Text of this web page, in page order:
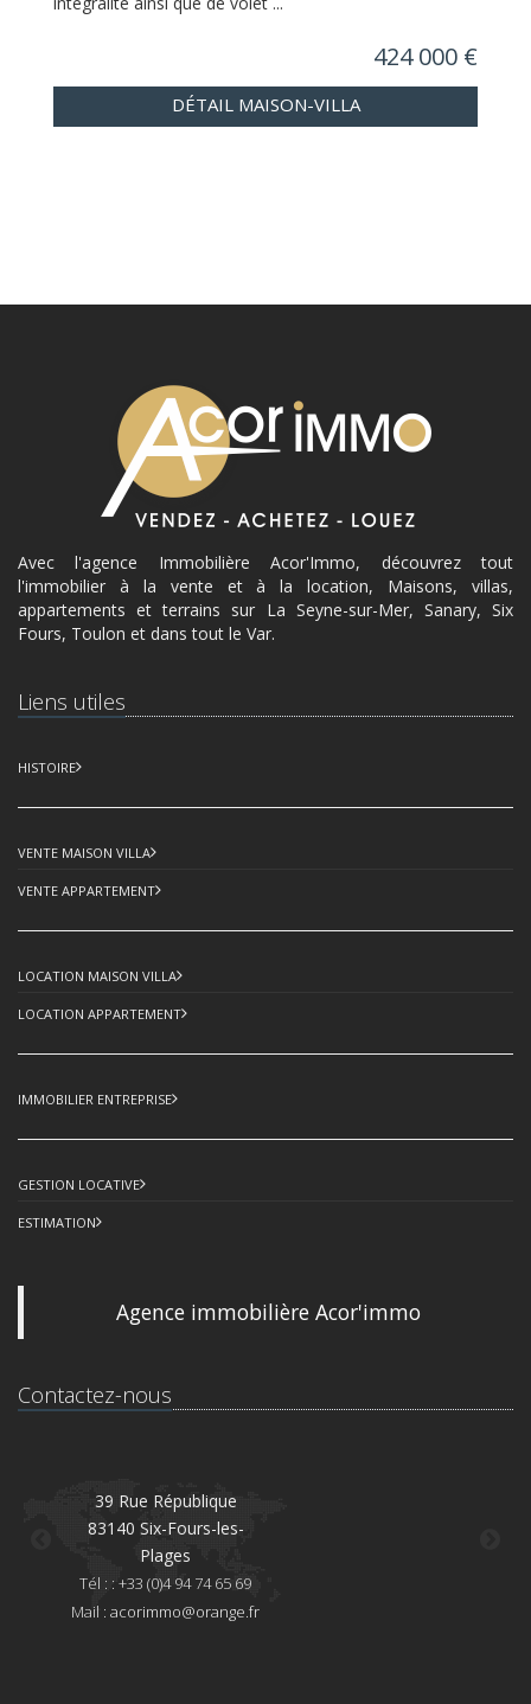
424 000 €
DÉTAIL MAISON-VILLA
Avec l'agence Immobilière Acor'Immo, découvrez tout
l'immobilier à la vente et à la location, Maisons, villas,
appartements et terrains sur La Seyne-sur-Mer, Sanary, Six
Fours, Toulon et dans tout le Var.
Liens utiles
HISTOIRE
VENTE MAISON VILLA
VENTE APPARTEMENT
LOCATION MAISON VILLA
LOCATION APPARTEMENT
IMMOBILIER ENTREPRISE
GESTION LOCATIVE
ESTIMATION
Agence immobilière Acor'immo
Contactez-nous
39 Rue République
83140 Six-Fours-les-
Plages
Tél : : +33 (0)4 94 74 65 69
Mail : acorimmo@orange.fr